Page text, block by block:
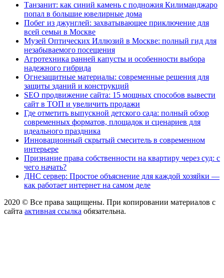
Танзанит: как синий камень с подножия Килиманджаро
попал в большие ювелирные дома
Побег из джунглей: захватывающее приключение для
всей семьи в Москве
Музей Оптических Иллюзий в Москве: полный гид для
незабываемого посещения
Агротехника ранней капусты и особенности выбора
надежного гибрида
Огнезащитные материалы: современные решения для
защиты зданий и конструкций
SEO продвижение сайта: 15 мощных способов вывести
сайт в ТОП и увеличить продажи
Где отметить выпускной детского сада: полный обзор
современных форматов, площадок и сценариев для
идеального праздника
Инновационный скрытый смеситель в современном
интерьере
Признание права собственности на квартиру через суд: с
чего начать?
ДНС сервер: Простое объяснение для каждой хозяйки —
как работает интернет на самом деле
2020 © Все права защищены. При копировании материалов с
сайта активная ссылка обязательна.